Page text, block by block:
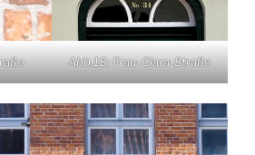
Abb.18: Frau-Clara-Straße